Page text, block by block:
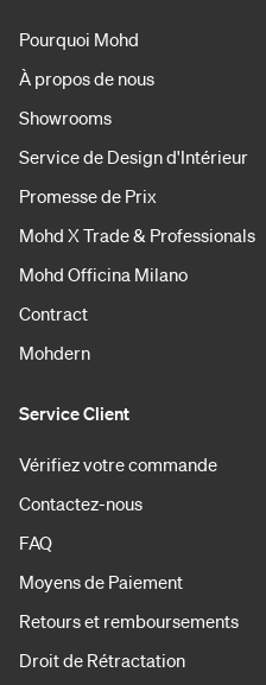
Pourquoi Mohd
À propos de nous
Showrooms
Service de Design d'Intérieur
Promesse de Prix
Mohd X Trade & Professionals
Mohd Officina Milano
Contract
Mohdern
Service Client
Vérifiez votre commande
Contactez-nous
FAQ
Moyens de Paiement
Retours et remboursements
Droit de Rétractation